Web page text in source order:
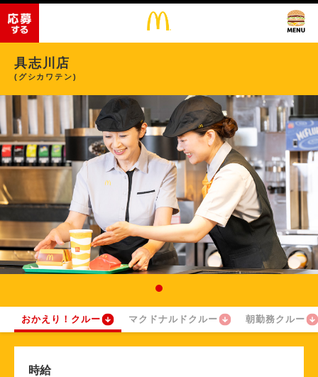
具志川店
(グシカワテン)
おかえり！クルー マクドナルドクルー 朝勤務クルー
時給